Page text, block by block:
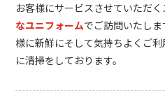
お客様にサービスさせていただ
なユニフォームでご訪問いたし
様に新鮮にそして気持ちよくご
に清掃をしております。